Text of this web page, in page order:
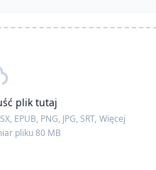
plik tutaj
EPUB, PNG, JPG, SRT, Więcej
pliku 80 MB